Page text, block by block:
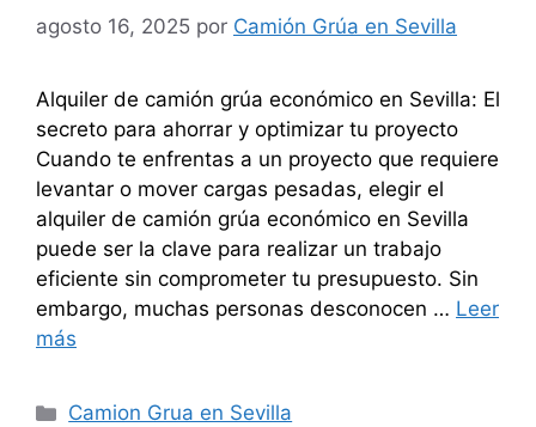
agosto 16, 2025 por Camión Grúa en Sevilla
Alquiler de camión grúa económico en Sevilla: El
secreto para ahorrar y optimizar tu proyecto
Cuando te enfrentas a un proyecto que requiere
levantar o mover cargas pesadas, elegir el
alquiler de camión grúa económico en Sevilla
puede ser la clave para realizar un trabajo
eficiente sin comprometer tu presupuesto. Sin
embargo, muchas personas desconocen … Leer
más
Categorías
Camion Grua en Sevilla